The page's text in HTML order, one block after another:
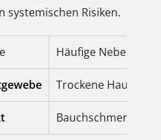
systemischen Risiken.
Häufige
Trockene Haut,
Bauchschmerzen,